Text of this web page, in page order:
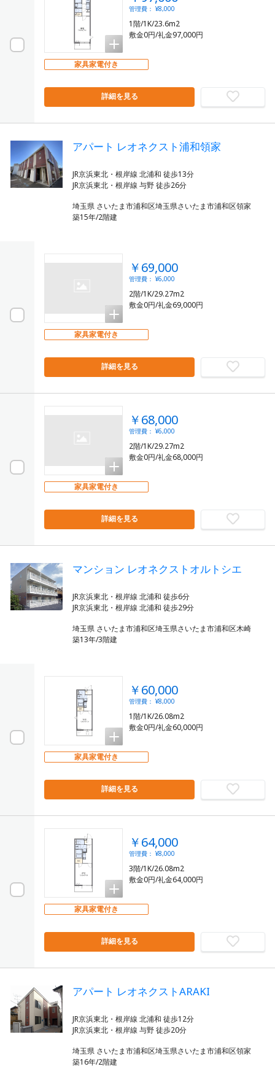
管理費： ¥8,000
1階/1K/23.6m2
敷金0円/礼金97,000円
家具家電付き
詳細を見る
アパート レオネクスト浦和領家
JR京浜東北・根岸線 北浦和 徒歩13分
埼玉県 さいたま市浦和区埼玉県さいたま市浦和区領家
築15年/2階建
￥69,000
管理費： ¥6,000
2階/1K/29.27m2
敷金0円/礼金69,000円
家具家電付き
詳細を見る
￥68,000
管理費： ¥6,000
2階/1K/29.27m2
敷金0円/礼金68,000円
家具家電付き
詳細を見る
マンション レオネクストオルトシエ
JR京浜東北・根岸線 北浦和 徒歩6分
埼玉県 さいたま市浦和区埼玉県さいたま市浦和区木崎
築13年/3階建
￥60,000
管理費： ¥8,000
1階/1K/26.08m2
敷金0円/礼金60,000円
家具家電付き
詳細を見る
￥64,000
管理費： ¥8,000
3階/1K/26.08m2
敷金0円/礼金64,000円
家具家電付き
詳細を見る
アパート レオネクストARAKI
JR京浜東北・根岸線 北浦和 徒歩12分
埼玉県 さいたま市浦和区埼玉県さいたま市浦和区領家
築16年/2階建